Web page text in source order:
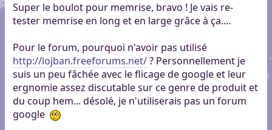
Super le boulot pour memrise, bravo ! Je vais re-
tester memrise en long et en large grâce à ça....
Pour le forum, pourquoi n'avoir pas utilisé
http://lojban.freeforums.net/? Personnellement je
suis un peu fâchée avec le flicage de google et leur
ergnomie assez discutable sur ce genre de produit et
du coup hem... désolé, je n'utiliserais pas un forum
google